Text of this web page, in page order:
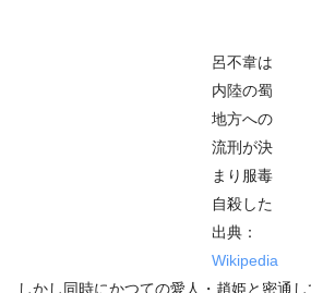
呂不韋は
内陸の蜀
地方への
流刑が決
まり服毒
自殺した
出典：
Wikipedia
しかし同時にかつての愛人・趙姫と密通